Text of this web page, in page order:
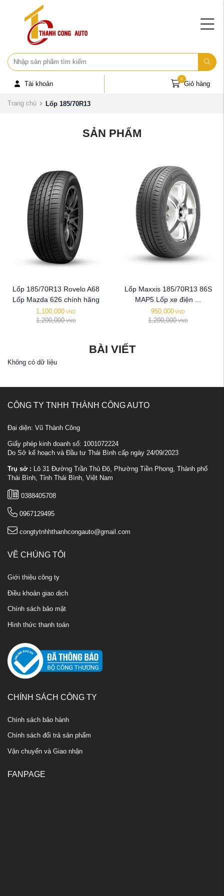
Tài khoản Giỏ hàng
0
Trang chủ Lốp 185/70R13
SẢN PHẨM
Lốp 185/70R13 Rovelo A68
Lốp Mazda 626 chính hãng
1,100,000 VND
1,200,000 VND
Lốp Maxxis 185/70R13 86S
MAP5 Lốp xe điện ...
950,000 VND
1,200,000 VND
BÀI VIẾT
Không có dữ liệu
CÔNG TY TNHH THÀNH CÔNG AUTO
Đại diện: Vũ Thành Công
Giấy phép kinh doanh số: 1001072224
Do Sở kế hoạch và Đầu tư Thái Bình cấp ngày 24/09/2023
Trụ sở : Lô 31 Đường Trần Thủ Độ, Phường Tiền Phong, Thành phố
Thái Bình, Tỉnh Thái Bình, Việt Nam
0388405708
0967129495
congtytnhhthanhcongauto@gmail.com
VỀ CHÚNG TÔI
Giới thiệu công ty
Điều khoản giao dịch
Chính sách bảo mật
Hình thức thanh toán
CHÍNH SÁCH CÔNG TY
Chính sách bảo hành
Chính sách đổi trả sản phẩm
Vận chuyển và Giao nhận
FANPAGE